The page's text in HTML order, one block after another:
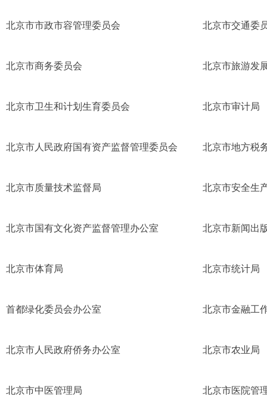
北京市市政市容管理委员会 北京市交通委
北京市商务委员会 北京市旅游发
北京市卫生和计划生育委员会 北京市审计局
北京市人民政府国有资产监督管理委员会 北京市地方税
北京市质量技术监督局 北京市安全生
北京市国有文化资产监督管理办公室 北京市新闻出
北京市体育局 北京市统计局
首都绿化委员会办公室 北京市金融工
北京市人民政府侨务办公室 北京市农业局
北京市中医管理局 北京市医院管